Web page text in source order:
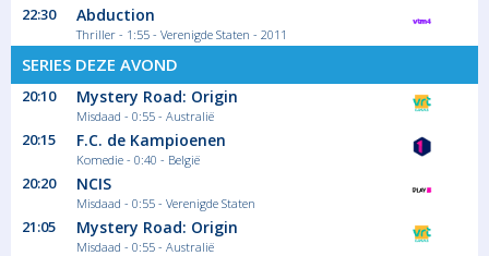
22:30 Abduction
Thriller - 1:55 - Verenigde Staten - 2011
SERIES DEZE AVOND
20:10 Mystery Road: Origin
Misdaad - 0:55 - Australië
20:15 F.C. de Kampioenen
Komedie - 0:40 - België
20:20 NCIS
Misdaad - 0:55 - Verenigde Staten
21:05 Mystery Road: Origin
Misdaad - 0:55 - Australië